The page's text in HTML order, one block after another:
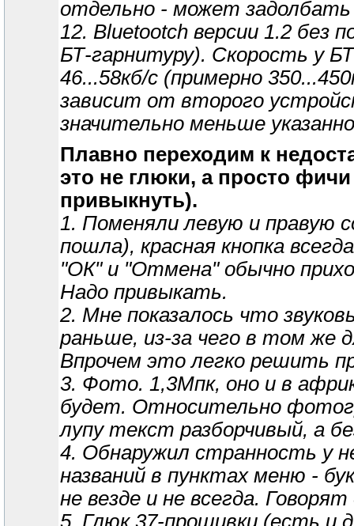
отдельно - может
12. Bluetootch версии 1.2 без
БТ-гарнитуру). Скорость у
46...58кб/с (примерно
зависит от второго
значительно меньше
Плавно переходим к
это не глюки, а просто
привыкнуть).
1. Поменяли левую и правую
пошла), красная кнопка
"ОК" и "Отмена" обычно
Надо привыкать.
2. Мне показалось что
раньше, из-за чего в том же
Впрочем это легко решить
3. Фото. 1,3Мпк, оно и в
будет. Относительно
лупу текст разборчивый, а
4. Обнаружил странность у
названий в пунктах меню -
не везде и не всегда.
5. Глюк 37-прошивки (есть и